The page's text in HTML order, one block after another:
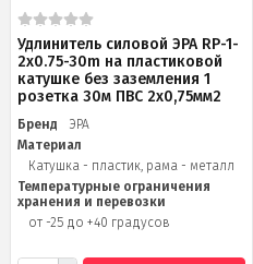
Удлинитель силовой ЭРА RP-1-
2x0.75-30m на пластиковой
катушке без заземления 1
розетка 30м ПВС 2х0,75мм2
Бренд
ЭРА
Материал
Катушка - пластик, рама - металл
Температурные ограничения
хранения и перевозки
от -25 до +40 градусов